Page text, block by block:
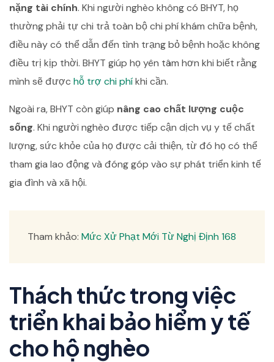
nặng tài chính. Khi người nghèo không có BHYT, họ
thường phải tự chi trả toàn bộ chi phí khám chữa bệnh,
điều này có thể dẫn đến tình trạng bỏ bệnh hoặc không
điều trị kịp thời. BHYT giúp họ yên tâm hơn khi biết rằng
mình sẽ được hỗ trợ chi phíkhi cần.
Ngoài ra, BHYT còn giúp nâng cao chất lượng cuộc
sống. Khi người nghèo được tiếp cận dịch vụ y tế chất
lượng, sức khỏe của họ được cải thiện, từ đó họ có thể
tham gia lao động và đóng góp vào sự phát triển kinh tế
gia đình và xã hội.
Tham khảo: Mức Xử Phạt Mới Từ Nghị Định 168
Thách thức trong việc
triển khai bảo hiểm y tế
cho hộ nghèo